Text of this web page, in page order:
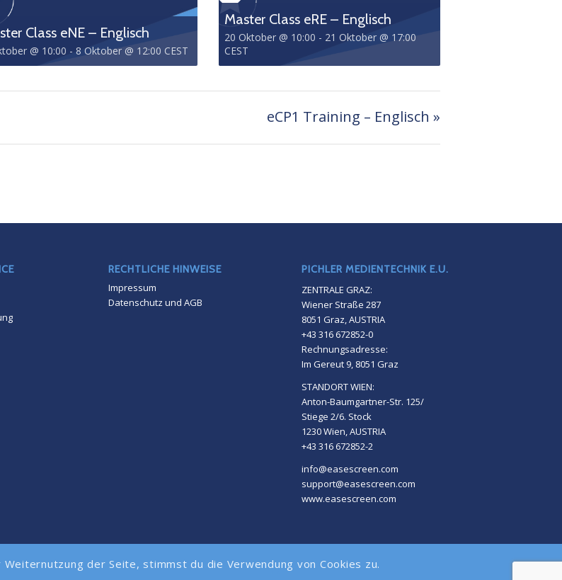
Class eNE – Englisch
@ 10:00 -8 Oktober @ 12:00 CEST
Master Class eRE – Englisch
20 Oktober @ 10:00 - 21 Oktober @ 17:00
CEST
eCP1 Training – Englisch »
RECHTLICHE HINWEISE
Impressum
Datenschutz und AGB
PICHLER MEDIENTECHNIK E.U.
ZENTRALE GRAZ:
Wiener Straße 287
8051 Graz, AUSTRIA
+43 316 672852-0
Rechnungsadresse:
Im Gereut 9, 8051 Graz
STANDORT WIEN:
Anton-Baumgartner-Str. 125/
Stiege 2/6. Stock
1230 Wien, AUSTRIA
+43 316 672852-2
info@easescreen.com
support@easescreen.com
www.easescreen.com
der Seite, stimmst du die Verwendung von Cookies zu.